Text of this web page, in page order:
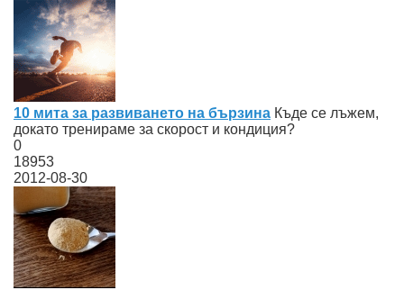
10 мита за развиването на бързина Къде се лъжем,
докато тренираме за скорост и кондиция?
0
18953
2012-08-30